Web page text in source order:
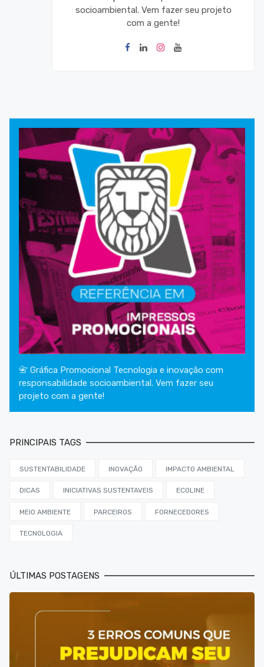
socioambiental. Vem fazer seu projeto
com a gente!
📇 Gráfica Promocional Tecnologia e inovação com
responsabilidade socioambiental. Vem fazer seu
projeto com a gente!
PRINCIPAIS TAGS
SUSTENTABILIDADE INOVAÇÃO IMPACTO AMBIENTAL
DICAS INICIATIVAS SUSTENTAVEIS ECOLINE
MEIO AMBIENTE PARCEIROS FORNECEDORES
TECNOLOGIA
ÚLTIMAS POSTAGENS